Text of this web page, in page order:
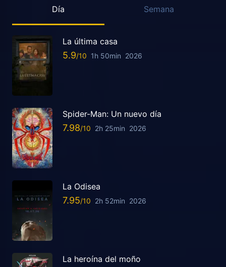
Día Semana
La última casa
5.9 1h 50min 2026
Spider-Man: Un nuevo día
7.98 2h 25min 2026
La Odisea
7.95 2h 52min 2026
La heroína del moño